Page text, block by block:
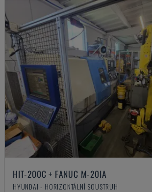
HIT-200C + FANUC M-20IA
HYUNDAI - HORIZONTÁLNÍ SOUSTRUH